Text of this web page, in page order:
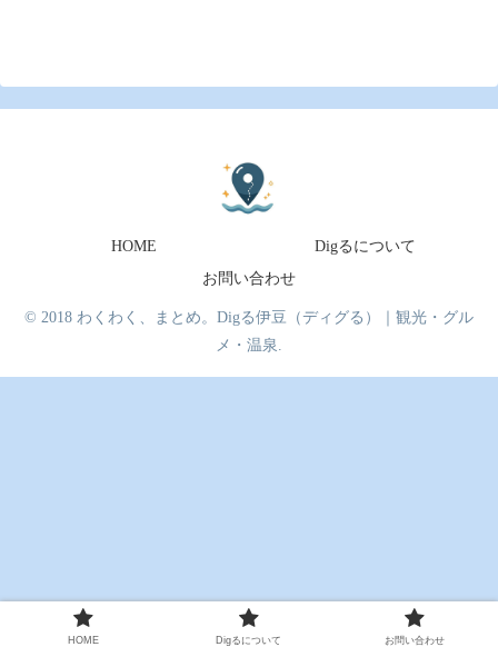
HOME
Digるについて
お問い合わせ
© 2018 わくわく、まとめ。Digる伊豆（ディグる）｜観光・グル
メ・温泉.
HOME Digるについて お問い合わせ